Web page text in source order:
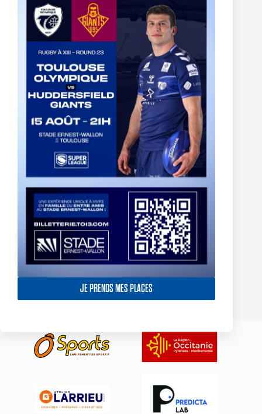
JE PRENDS MES PLACES
York Knights – Toulouse Olympique – Dans la douleur le TO
décroche son premier succès de 2025